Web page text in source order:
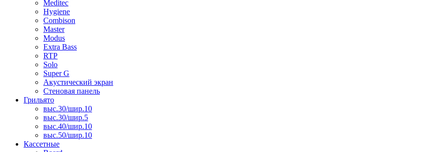
Meditec
Hygiene
Combison
Master
Modus
Extra Bass
RTP
Solo
Super G
Акустический экран
Стеновая панель
Грильято
выс.30/шир.10
выс.30/шир.5
выс.40/шир.10
выс.50/шир.10
Кассетные